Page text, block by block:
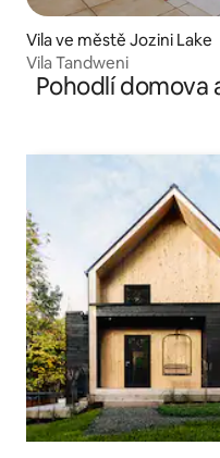
Vila ve městě Jozini Lake
Vila Tandweni
Pohodlí domova